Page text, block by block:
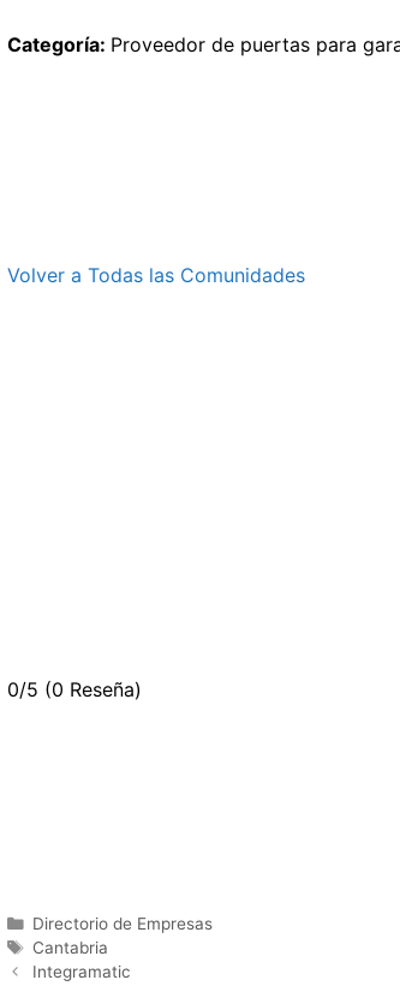
Categoría: Proveedor de puertas para
Volver a Todas las Comunidades
0/5 (0 Reseña)
Categorías
Directorio de Empresas
Etiquetas
Cantabria
Integramatic